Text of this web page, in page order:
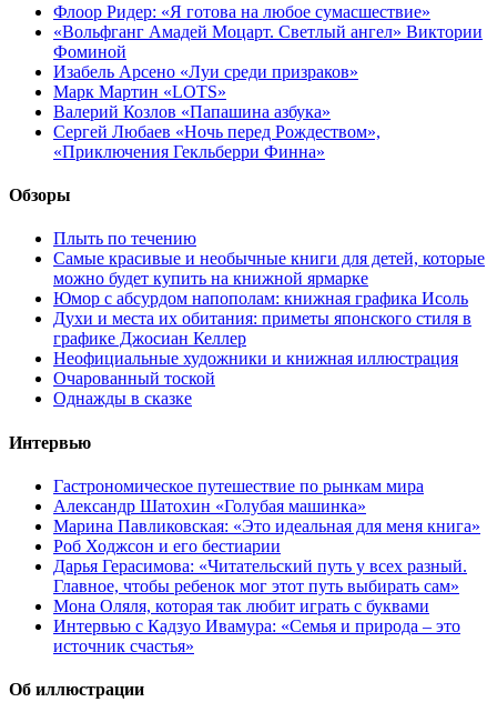
Флоор Ридер: «Я готова на любое сумасшествие»
«Вольфганг Амадей Моцарт. Светлый ангел» Виктории
Фоминой
Изабель Арсено «Луи среди призраков»
Марк Мартин «LOTS»
Валерий Козлов «Папашина азбука»
Сергей Любаев «Ночь перед Рождеством»,
«Приключения Гекльберри Финна»
Обзоры
Плыть по течению
Самые красивые и необычные книги для детей, которые
можно будет купить на книжной ярмарке
Юмор с абсурдом напополам: книжная графика Исоль
Духи и места их обитания: приметы японского стиля в
графике Джосиан Келлер
Неофициальные художники и книжная иллюстрация
Очарованный тоской
Однажды в сказке
Интервью
Гастрономическое путешествие по рынкам мира
Александр Шатохин «Голубая машинка»
Марина Павликовская: «Это идеальная для меня книга»
Роб Ходжсон и его бестиарии
Дарья Герасимова: «Читательский путь у всех разный.
Главное, чтобы ребенок мог этот путь выбирать сам»
Мона Оляля, которая так любит играть с буквами
Интервью с Кадзуо Ивамура: «Семья и природа – это
источник счастья»
Об иллюстрации